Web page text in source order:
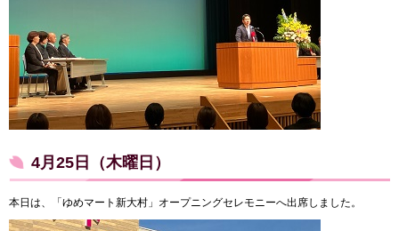
4月25日（木曜日）
本日は、「ゆめマート新大村」オープニングセレモニーへ出席しました。